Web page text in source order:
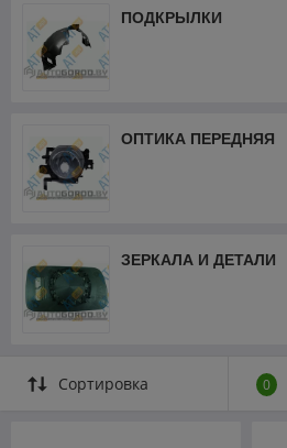
ПОДКРЫЛКИ
ОПТИКА ПЕРЕДНЯЯ
ЗЕРКАЛА И ДЕТАЛИ
Сортировка 0